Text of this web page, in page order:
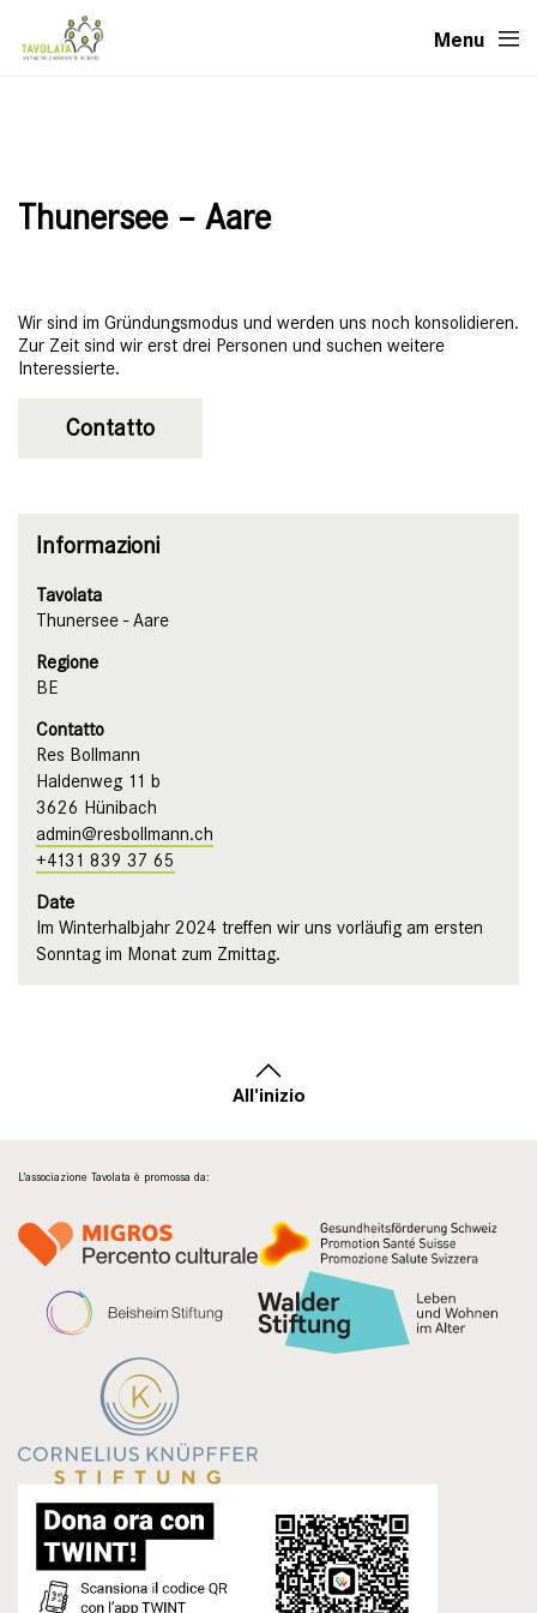
Menu
Thunersee – Aare
Wir sind im Gründungsmodus und werden uns noch konsolidieren.
Zur Zeit sind wir erst drei Personen und suchen weitere
Interessierte.
Contatto
Informazioni
Tavolata
Thunersee - Aare
Regione
BE
Contatto
Res Bollmann
Haldenweg 11 b
3626 Hünibach
admin@resbollmann.ch
+4131 839 37 65
Date
Im Winterhalbjahr 2024 treffen wir uns vorläufig am ersten
Sonntag im Monat zum Zmittag.
All'inizio
L’associazione Tavolata è promossa da: